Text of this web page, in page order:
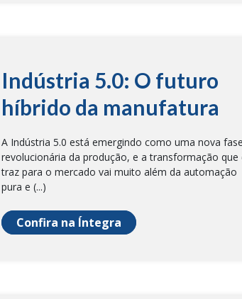
Indústria 5.0: O futuro
híbrido da manufatura
A Indústria 5.0 está emergindo como uma nova fase
revolucionária da produção, e a transformação que
traz para o mercado vai muito além da automação
pura e (...)
Confira na Íntegra